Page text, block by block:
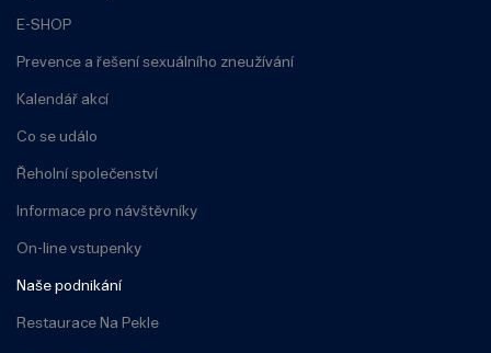
E-SHOP
Prevence a řešení sexuálního zneužívání
Kalendář akcí
Co se událo
Řeholní společenství
Informace pro návštěvníky
On-line vstupenky
Naše podnikání
Restaurace Na Pekle